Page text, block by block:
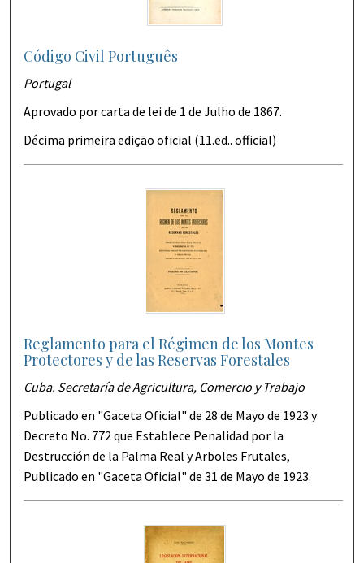
Código Civil Português
Portugal
Aprovado por carta de lei de 1 de Julho de 1867.
Décima primeira edição oficial (11.ed.. official)
Reglamento para el Régimen de los Montes
Protectores y de las Reservas Forestales
Cuba. Secretaría de Agricultura, Comercio y Trabajo
Publicado en "Gaceta Oficial" de 28 de Mayo de 1923 y
Decreto No. 772 que Establece Penalidad por la
Destrucción de la Palma Real y Arboles Frutales,
Publicado en "Gaceta Oficial" de 31 de Mayo de 1923.